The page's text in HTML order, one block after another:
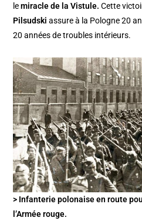
lemiracle de la Vistule.Cette
Pilsudski assure à la Pologne 20
20 années de troubles intérieurs.
> Infanterie polonaise en route
l’Armée rouge.